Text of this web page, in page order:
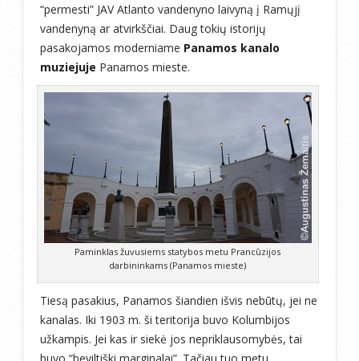
“permesti” JAV Atlanto vandenyno laivyną į Ramųjį
vandenyną ar atvirkščiai. Daug tokių istorijų
pasakojamos moderniame Panamos kanalo
muziejuje Panamos mieste.
Paminklas žuvusiems statybos metu Prancūzijos
darbininkams (Panamos mieste)
Tiesą pasakius, Panamos šiandien išvis nebūtų, jei ne
kanalas. Iki 1903 m. ši teritorija buvo Kolumbijos
užkampis. Jei kas ir siekė jos nepriklausomybės, tai
buvo “beviltiški marginalai”. Tačiau tuo metu